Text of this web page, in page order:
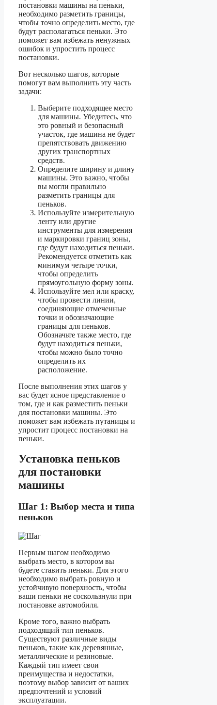
постановки машины на пеньки,
необходимо разметить границы,
чтобы точно определить место, где
будут располагаться пеньки. Это
поможет вам избежать ненужных
ошибок и упростить процесс
постановки.
Вот несколько шагов, которые
помогут вам выполнить эту часть
задачи:
Выберите подходящее место
для машины. Убедитесь, что
это ровный и безопасный
участок, где машина не будет
препятствовать движению
других транспортных
средств.
Определите ширину и длину
машины. Это важно, чтобы
вы могли правильно
разметить границы для
пеньков.
Используйте измерительную
ленту или другие
инструменты для измерения
и маркировки границ зоны,
где будут находиться пеньки.
Рекомендуется отметить как
минимум четыре точки,
чтобы определить
прямоугольную форму зоны.
Используйте мел или краску,
чтобы провести линии,
соединяющие отмеченные
точки и обозначающие
границы для пеньков.
Обозначьте также место, где
будут находиться пеньки,
чтобы можно было точно
определить их
расположение.
После выполнения этих шагов у
вас будет ясное представление о
том, где и как разместить пеньки
для постановки машины. Это
поможет вам избежать путаницы и
упростит процесс постановки на
пеньки.
Установка пеньков
для постановки
машины
Шаг 1: Выбор места и типа
пеньков
Первым шагом необходимо
выбрать место, в котором вы
будете ставить пеньки. Для этого
необходимо выбрать ровную и
устойчивую поверхность, чтобы
ваши пеньки не соскользнули при
постановке автомобиля.
Кроме того, важно выбрать
подходящий тип пеньков.
Существуют различные виды
пеньков, такие как деревянные,
металлические и резиновые.
Каждый тип имеет свои
преимущества и недостатки,
поэтому выбор зависит от ваших
предпочтений и условий
эксплуатации.